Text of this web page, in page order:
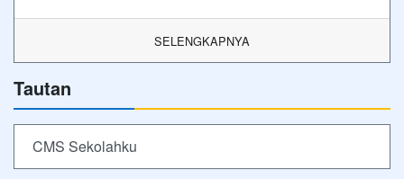
SELENGKAPNYA
Tautan
CMS Sekolahku